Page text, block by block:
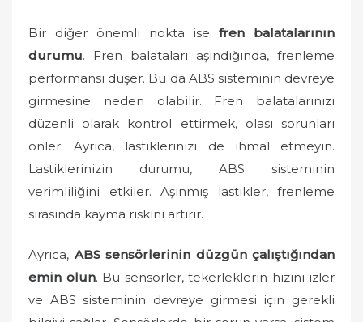
Bir diğer önemli nokta isefren balatalarının
durumu. Fren balataları aşındığında, frenleme
performansı düşer. Bu da ABS sisteminin devreye
girmesine neden olabilir. Fren balatalarınızı
düzenli olarak kontrol ettirmek, olası sorunları
önler. Ayrıca, lastiklerinizi de ihmal etmeyin.
Lastiklerinizin durumu, ABS sisteminin
verimliliğini etkiler. Aşınmış lastikler, frenleme
sırasında kayma riskini artırır.
Ayrıca, ABS sensörlerinin düzgün çalıştığından
emin olun. Bu sensörler, tekerleklerin hızını izler
ve ABS sisteminin devreye girmesi için gerekli